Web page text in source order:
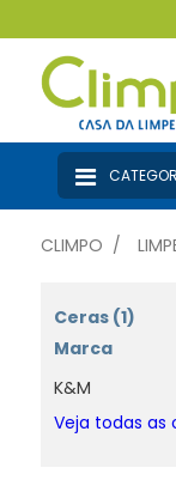
CLIMPO
Ceras (1)
Marca
K&M
Veja todas as